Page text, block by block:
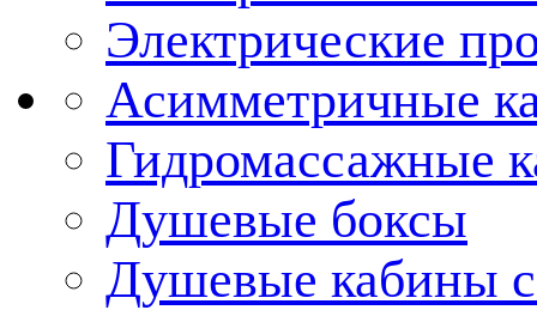
Электрические
Асимметричные
Гидромассажные
Душевые боксы
Душевые кабины